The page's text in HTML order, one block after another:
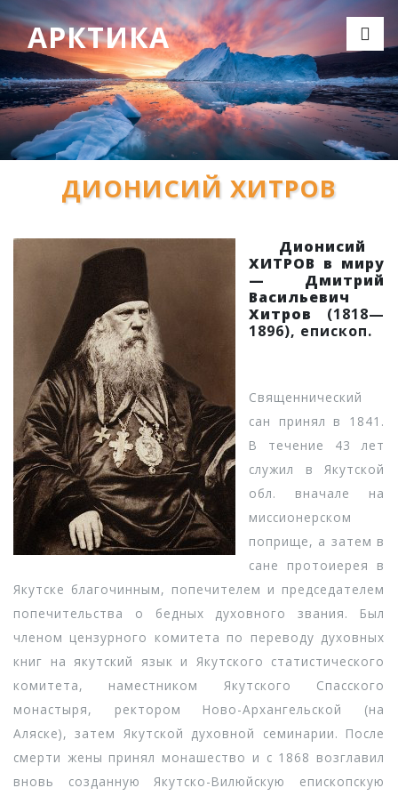
АРКТИКА
ДИОНИСИЙ ХИТРОВ
Дионисий
ХИТРОВ в миру
— Дмитрий
Васильевич
Хитров (1818—
1896), епископ.
Священнический
сан принял в 1841.
В течение 43 лет
служил в Якутской
обл. вначале на
миссионерском
поприще, а затем в
сане протоиерея в
Якутске благочинным, попечителем и председателем
попечительства о бедных духовного звания. Был
членом цензурного комитета по переводу духовных
книг на якутский язык и Якутского статистического
комитета, наместником Якутского Спасского
монастыря, ректором Ново-Архангельской (на
Аляске), затем Якутской духовной семинарии. После
смерти жены принял монашество и с 1868 возглавил
вновь созданную Якутско-Вилюйскую епископскую